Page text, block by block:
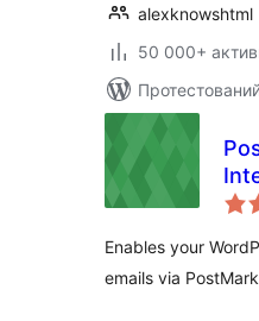
alexknowshtml
50 000+
Enables your
emails via